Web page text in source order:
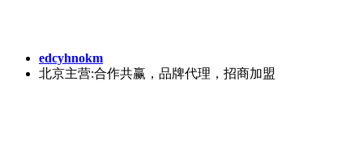
edcyhnokm
北京主营:合作共赢，品牌代理，招商加盟